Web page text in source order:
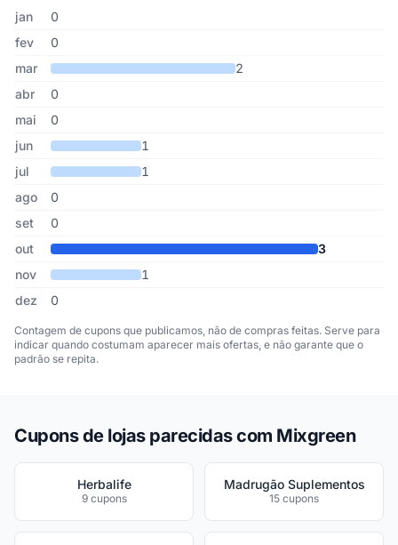
Cupons de Mixgreen publicados por mês, somando os últimos 7
Mês Cupons publicados
jan
0
fev
0
mar
2
abr
0
mai
0
jun
1
jul
1
ago
0
set
0
out
3
nov
1
dez
0
Contagem de cupons que publicamos, não de compras feitas. Serve para
indicar quando costumam aparecer mais ofertas, e não garante que o
padrão se repita.
Cupons de lojas parecidas com Mixgreen
Herbalife
9 cupons
Madrugão Suplementos
15 cupons